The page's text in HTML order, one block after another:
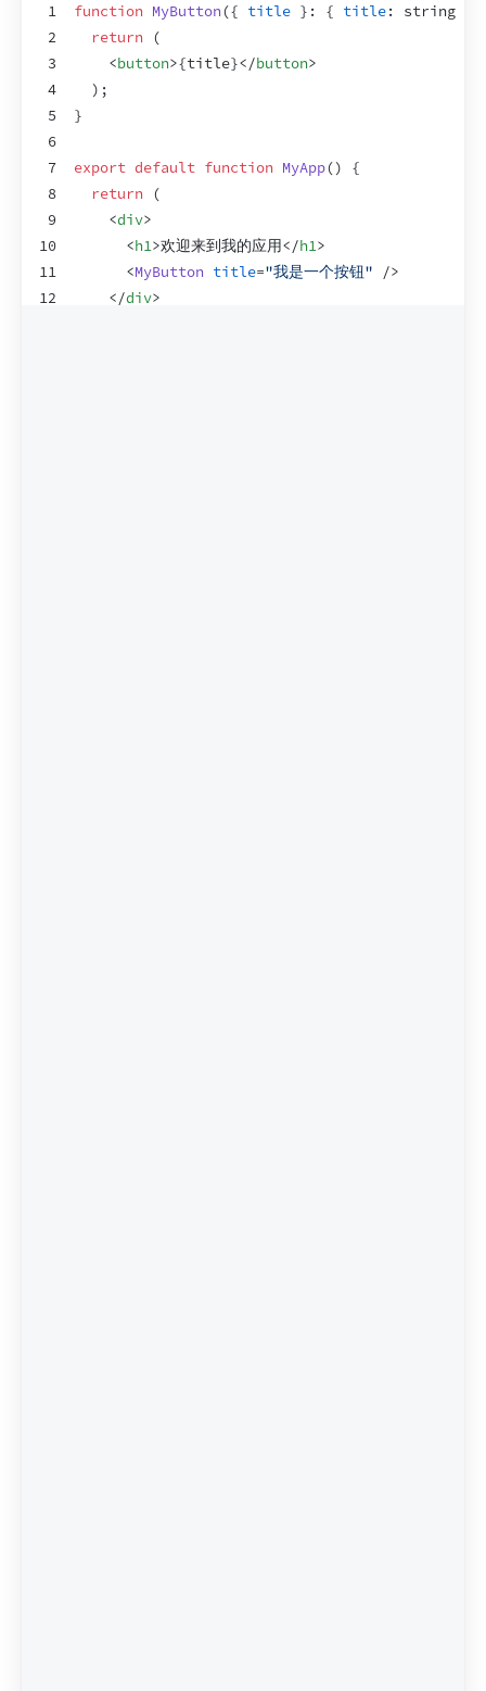
1
2
3
4
5
6
7
8
9
10
11
12
function MyButton({ title } : { title: string
return
(
<button>{title}</button>
) ;
}
export default function MyApp()
{
return
(
<div>
<h1>欢迎来到我的应用</h1>
<MyButton title="我是一个按钮"
/>
</div>